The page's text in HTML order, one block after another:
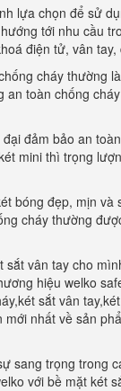
lựa chọn để sử
tới nhu cầu
điện tử, vân tay,
cháy thường
toàn chống
đảm bảo an
mini thì trọng
bóng đẹp, mịn
cháy thường
vân tay cho
hiệu welko
sắt vân
nhất về sản
sang trọng trong
với bề mặt két